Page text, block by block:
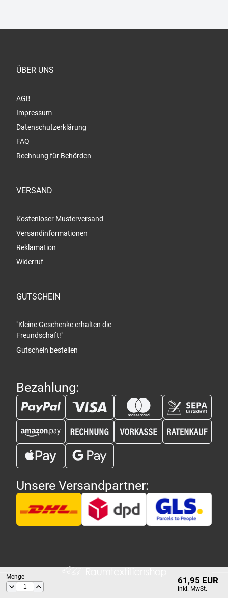
Menge 61,95 EUR
inkl. MwSt.
ÜBER UNS
AGB
Impressum
Datenschutzerklärung
FAQ
Rechnung für Behörden
VERSAND
Kostenloser Musterversand
Versandinformationen
Reklamation
Widerruf
GUTSCHEIN
"Kleine Geschenke erhalten die
Freundschaft!"
Gutschein bestellen
Bezahlung:
Unsere Versandpartner: